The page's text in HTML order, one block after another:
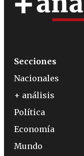
Secciones
Nacionales
+ análisis
Política
Economía
Mundo